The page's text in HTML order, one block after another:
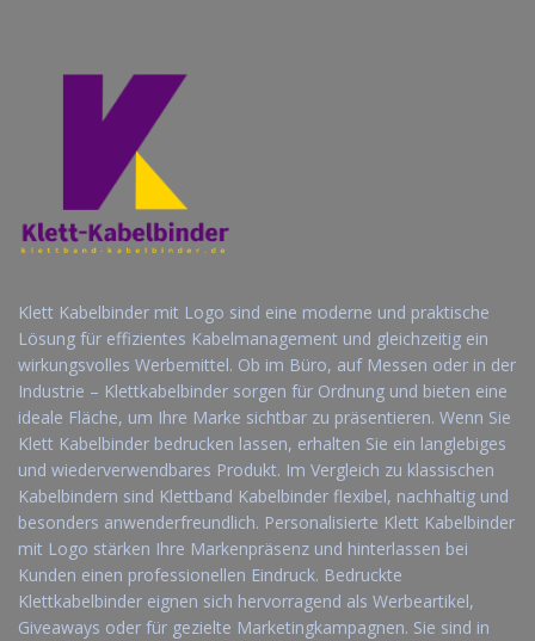
Klett Kabelbinder mit Logo sind eine moderne und praktische
Lösung für effizientes Kabelmanagement und gleichzeitig ein
wirkungsvolles Werbemittel. Ob im Büro, auf Messen oder in der
Industrie – Klettkabelbinder sorgen für Ordnung und bieten eine
ideale Fläche, um Ihre Marke sichtbar zu präsentieren. Wenn Sie
Klett Kabelbinder bedrucken lassen, erhalten Sie ein langlebiges
und wiederverwendbares Produkt. Im Vergleich zu klassischen
Kabelbindern sind Klettband Kabelbinder flexibel, nachhaltig und
besonders anwenderfreundlich. Personalisierte Klett Kabelbinder
mit Logo stärken Ihre Markenpräsenz und hinterlassen bei
Kunden einen professionellen Eindruck. Bedruckte
Klettkabelbinder eignen sich hervorragend als Werbeartikel,
Giveaways oder für gezielte Marketingkampagnen. Sie sind in